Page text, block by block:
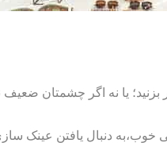
یا نه اگر چشمتان ضعیف
خوب،به دنبال یافتن عینک